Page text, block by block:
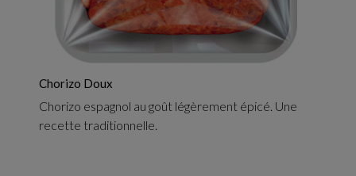
Chorizo Doux
Chorizo espagnol au goût légèrement épicé. Une
recette traditionnelle.